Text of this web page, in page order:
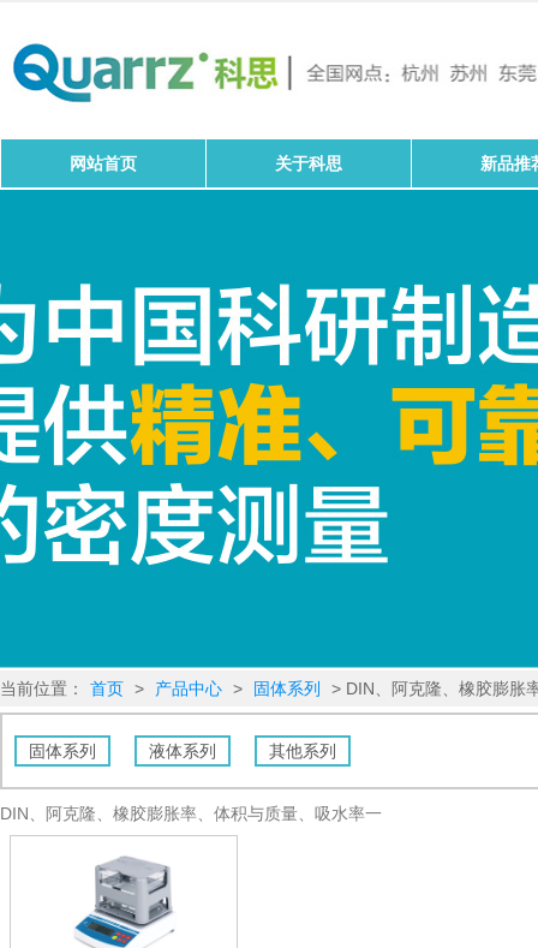
网站首页 关于科思 新品推
当前位置： 首页 > 产品中心 > 固体系列 > DIN、阿克隆、橡胶膨胀
固体系列 液体系列 其他系列
DIN、阿克隆、橡胶膨胀率、体积与质量、吸水率一